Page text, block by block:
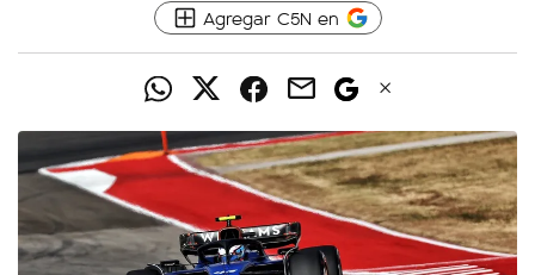
Agregar C5N en